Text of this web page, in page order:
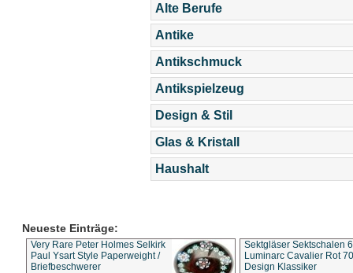
Alte Berufe
Antike
Antikschmuck
Antikspielzeug
Design & Stil
Glas & Kristall
Haushalt
Neueste Einträge:
Very Rare Peter Holmes Selkirk
Paul Ysart Style Paperweight /
Briefbeschwerer
Sektgläser Sektschalen
Luminarc Cavalier Rot
Design Klassiker